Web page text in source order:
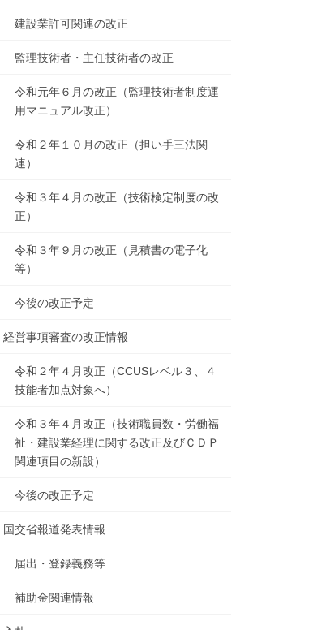
建設業許可関連の改正
監理技術者・主任技術者の改正
令和元年６月の改正（監理技術者制度運
用マニュアル改正）
令和２年１０月の改正（担い手三法関
連）
令和３年４月の改正（技術検定制度の改
正）
令和３年９月の改正（見積書の電子化
等）
今後の改正予定
経営事項審査の改正情報
令和２年４月改正（CCUSレベル３、４
技能者加点対象へ）
令和３年４月改正（技術職員数・労働福
祉・建設業経理に関する改正及びＣＤＰ
関連項目の新設）
今後の改正予定
国交省報道発表情報
届出・登録義務等
補助金関連情報